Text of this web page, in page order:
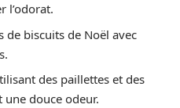
l’odorat.
biscuits de Noël avec
des paillettes et des
douce odeur.